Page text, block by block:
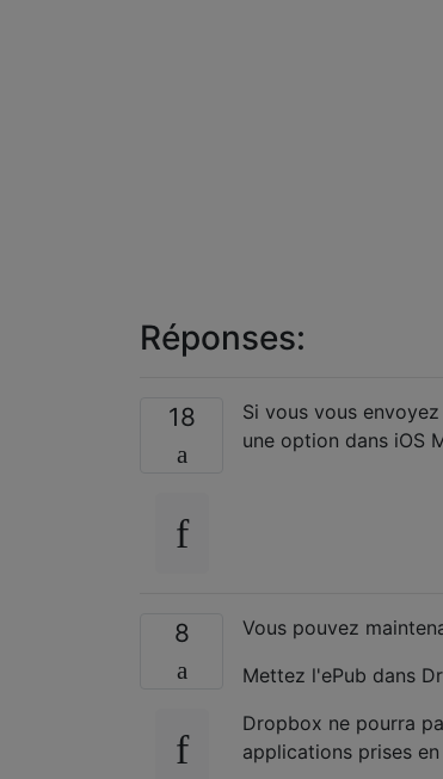
Réponses:
18
Si vous vous
une option dans iOS
8
Vous pouvez
Mettez l'ePub dans
Dropbox ne pourra
applications prises